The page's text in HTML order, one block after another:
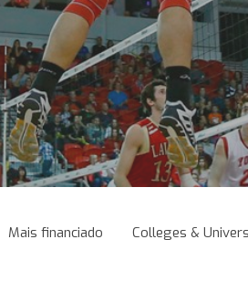
Mais financiado Colleges &